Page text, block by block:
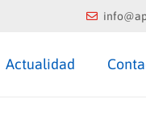
Actualidad